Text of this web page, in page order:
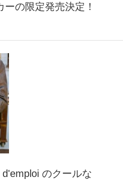
の限定発売決定！
のクールな